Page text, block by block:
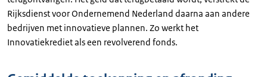
Rijksdienst voor Ondernemend Nederland daarna aan andere
bedrijven met innovatieve plannen. Zo werkt het
Innovatiekrediet als een revolverend fonds.